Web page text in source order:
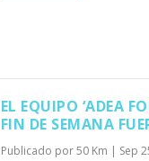
EL EQUIPO ‘ADEA
FIN DE SEMANA
Publicado por50 Km | Sep